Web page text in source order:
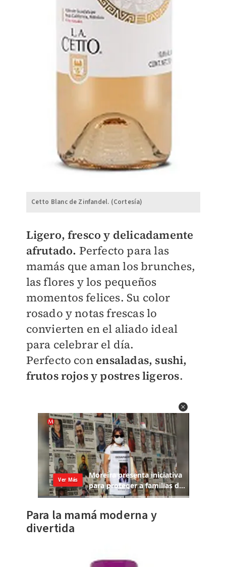
Cetto Blanc de Zinfandel. (Cortesía)
Ligero, fresco y delicadamente
afrutado. Perfecto para las
mamás que aman los brunches,
las flores y los pequeños
momentos felices. Su color
rosado y notas frescas lo
convierten en el aliado ideal
para celebrar el día.
Perfecto con ensaladas, sushi,
frutos rojos y postres ligeros.
Para la mamá moderna y
divertida